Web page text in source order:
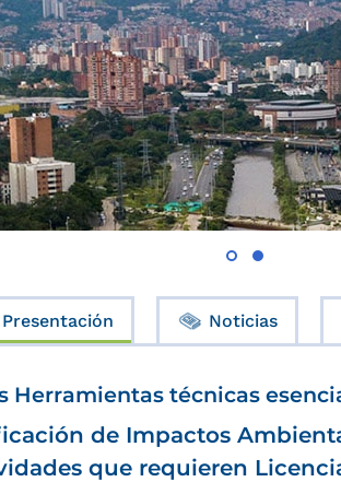
Presentación Noticias
Herramientas técnicas
de Impactos
que requieren